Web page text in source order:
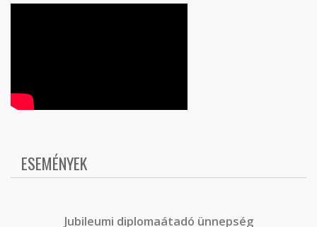
ESEMÉNYEK
Jubileumi diplomaátadó ünnepség